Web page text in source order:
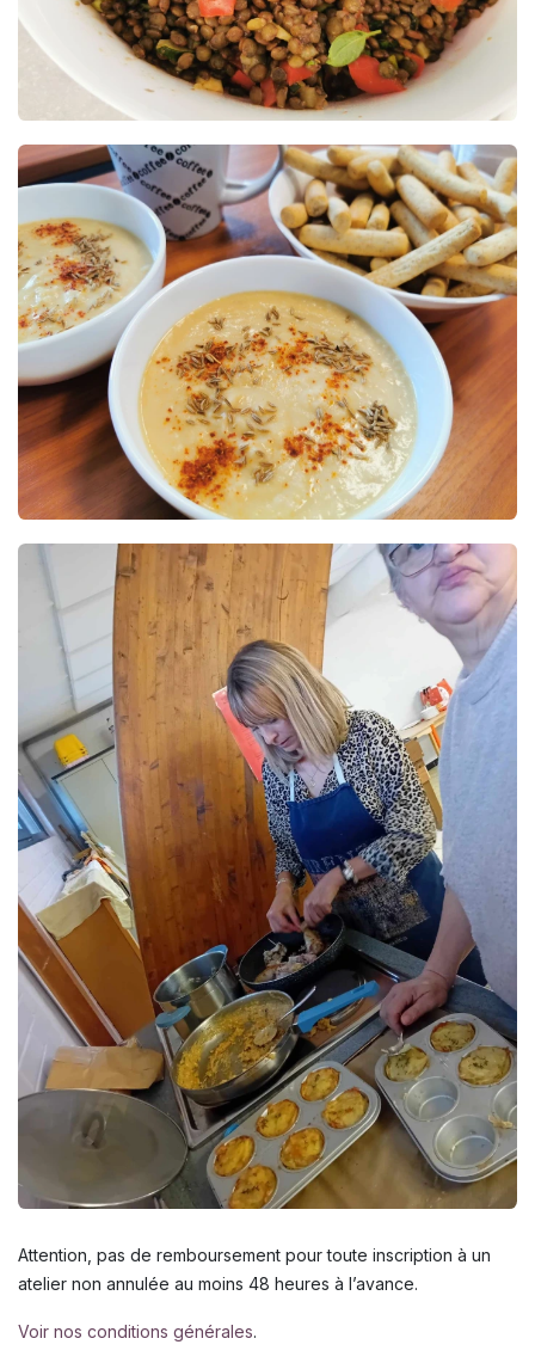
Attention, pas de remboursement pour toute inscription à un
atelier non annulée au moins 48 heures à l’avance.
Voir nos conditions générales.